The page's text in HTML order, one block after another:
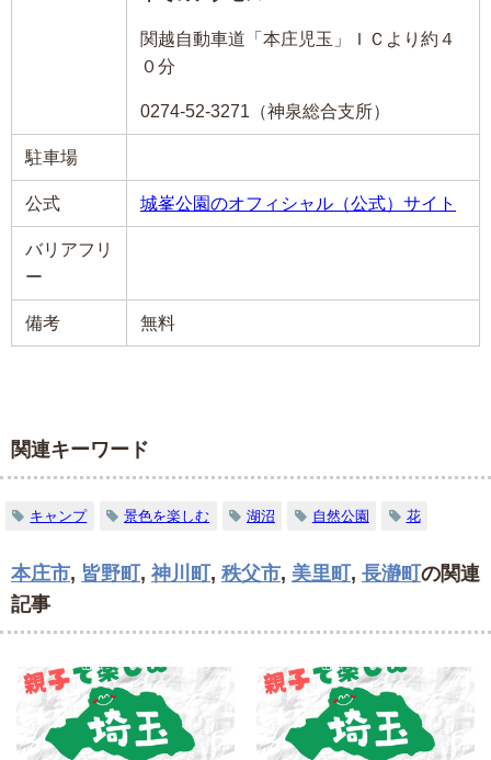
関越自動車道「本庄児玉」ＩＣより約４
０分
0274-52-3271（神泉総合支所）
駐車場
公式 城峯公園のオフィシャル（公式）サイト
バリアフリ
ー
備考 無料
関連キーワード
キャンプ 景色を楽しむ 湖沼 自然公園 花
本庄市, 皆野町 , 神川町 , 秩父市, 美里町 , 長瀞町 の関連
記事